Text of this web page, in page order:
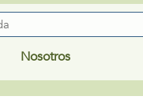
Nosotros